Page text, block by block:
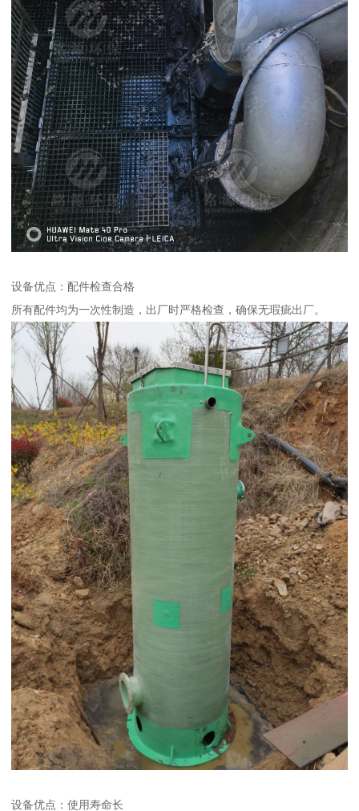
设备优点：配件检查合格
所有配件均为一次性制造，出厂时严格检查，确保无瑕疵出厂。
设备优点：使用寿命长